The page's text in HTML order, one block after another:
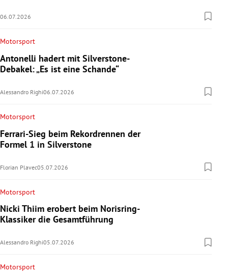
06.07.2026
Motorsport
Antonelli hadert mit Silverstone-
Debakel: „Es ist eine Schande“
Alessandro Righi06.07.2026
Motorsport
Ferrari-Sieg beim Rekordrennen der
Formel 1 in Silverstone
Florian Plavec05.07.2026
Motorsport
Nicki Thiim erobert beim Norisring-
Klassiker die Gesamtführung
Alessandro Righi05.07.2026
Motorsport